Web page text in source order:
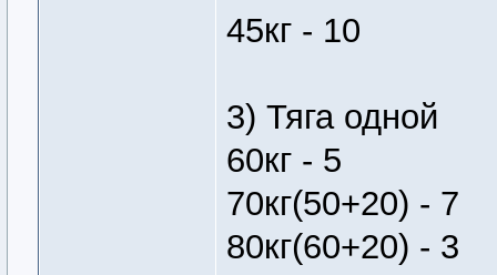
45кг - 10
3) Тяга одной
60кг - 5
70кг(50+20) - 7
80кг(60+20) - 3